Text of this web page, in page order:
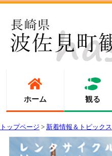
ホーム 観る
トップページ > 新着情報＆トピックス